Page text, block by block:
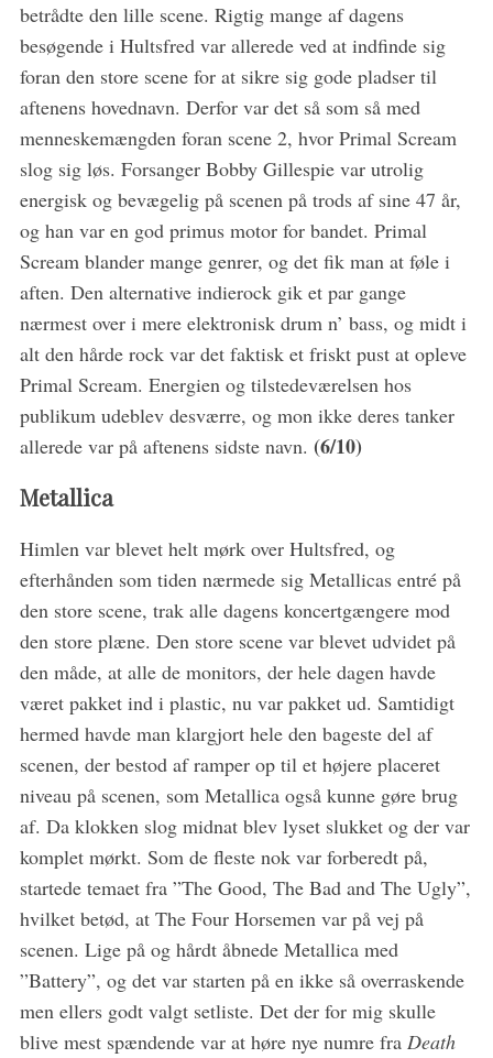
betrådte den lille scene. Rigtig mange af dagens
besøgende i Hultsfred var allerede ved at indfinde sig
foran den store scene for at sikre sig gode pladser til
aftenens hovednavn. Derfor var det så som så med
menneskemængden foran scene 2, hvor Primal Scream
slog sig løs. Forsanger Bobby Gillespie var utrolig
energisk og bevægelig på scenen på trods af sine 47 år,
og han var en god primus motor for bandet. Primal
Scream blander mange genrer, og det fik man at føle i
aften. Den alternative indierock gik et par gange
nærmest over i mere elektronisk drum n’ bass, og midt i
alt den hårde rock var det faktisk et friskt pust at opleve
Primal Scream. Energien og tilstedeværelsen hos
publikum udeblev desværre, og mon ikke deres tanker
allerede var på aftenens sidste navn. (6/10)
Metallica
Himlen var blevet helt mørk over Hultsfred, og
efterhånden som tiden nærmede sig Metallicas entré på
den store scene, trak alle dagens koncertgængere mod
den store plæne. Den store scene var blevet udvidet på
den måde, at alle de monitors, der hele dagen havde
været pakket ind i plastic, nu var pakket ud. Samtidigt
hermed havde man klargjort hele den bageste del af
scenen, der bestod af ramper op til et højere placeret
niveau på scenen, som Metallica også kunne gøre brug
af. Da klokken slog midnat blev lyset slukket og der var
komplet mørkt. Som de fleste nok var forberedt på,
startede temaet fra ”The Good, The Bad and The Ugly”,
hvilket betød, at The Four Horsemen var på vej på
scenen. Lige på og hårdt åbnede Metallica med
”Battery”, og det var starten på en ikke så overraskende
men ellers godt valgt setliste. Det der for mig skulle
blive mest spændende var at høre nye numre fraDeath